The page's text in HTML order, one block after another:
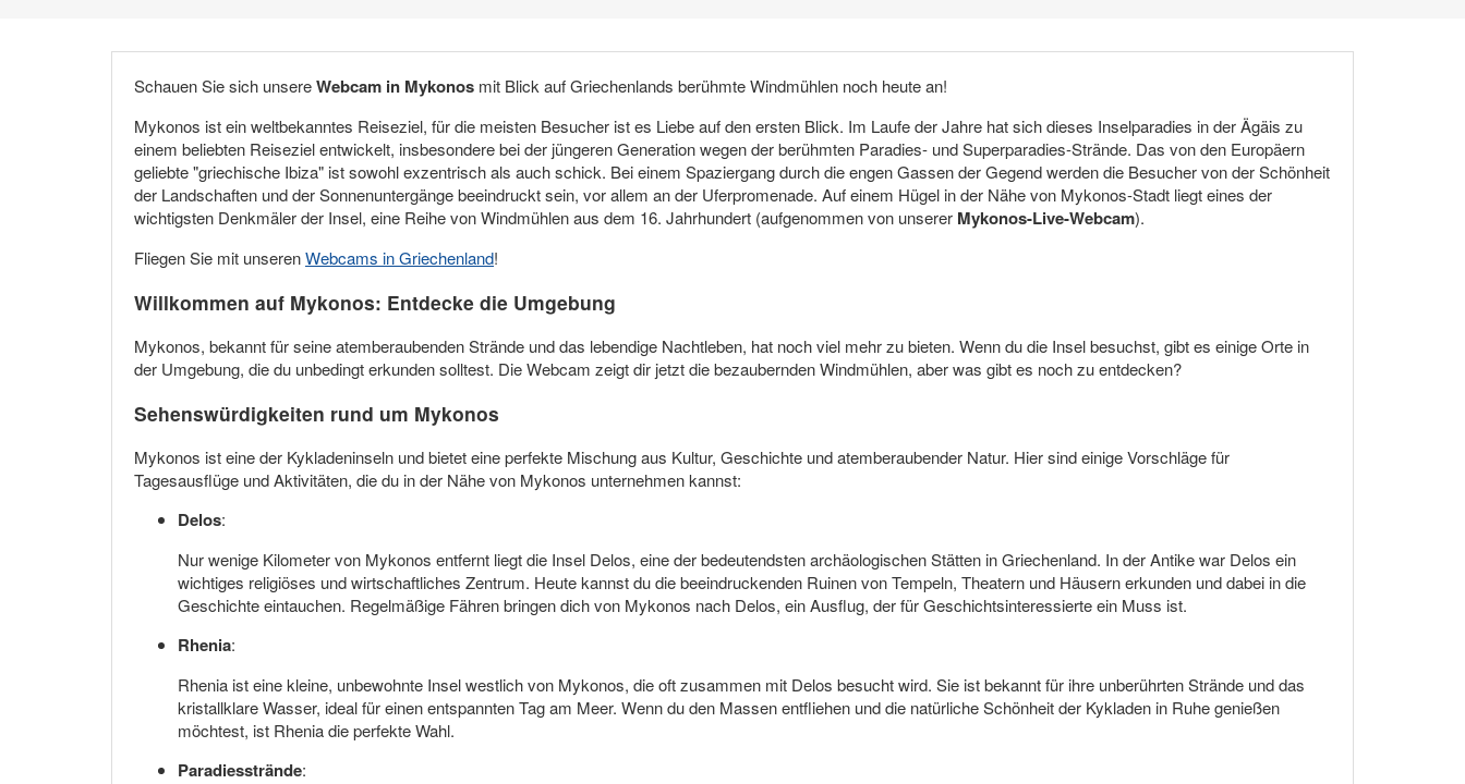
Schauen Sie sich unsereWebcam in Mykonos mit Blick auf Griechenlands berühmte Windmühlen noch heute an!
Mykonos ist ein weltbekanntes Reiseziel, für die meisten Besucher ist es Liebe auf den ersten Blick. Im Laufe der Jahre hat sich dieses Inselparadies in der Ägäis zu
einem beliebten Reiseziel entwickelt, insbesondere bei der jüngeren Generation wegen der berühmten Paradies- und Superparadies-Strände. Das von den Europäern
geliebte "griechische Ibiza" ist sowohl exzentrisch als auch schick. Bei einem Spaziergang durch die engen Gassen der Gegend werden die Besucher von der Schönheit
der Landschaften und der Sonnenuntergänge beeindruckt sein, vor allem an der Uferpromenade. Auf einem Hügel in der Nähe von Mykonos-Stadt liegt eines der
wichtigsten Denkmäler der Insel, eine Reihe von Windmühlen aus dem 16. Jahrhundert (aufgenommen von unserer Mykonos-Live-Webcam).
Fliegen Sie mit unserenWebcams in Griechenland!
Willkommen auf Mykonos: Entdecke die Umgebung
Mykonos, bekannt für seine atemberaubenden Strände und das lebendige Nachtleben, hat noch viel mehr zu bieten. Wenn du die Insel besuchst, gibt es einige Orte in
der Umgebung, die du unbedingt erkunden solltest. Die Webcam zeigt dir jetzt die bezaubernden Windmühlen, aber was gibt es noch zu entdecken?
Sehenswürdigkeiten rund um Mykonos
Mykonos ist eine der Kykladeninseln und bietet eine perfekte Mischung aus Kultur, Geschichte und atemberaubender Natur. Hier sind einige Vorschläge für
Tagesausflüge und Aktivitäten, die du in der Nähe von Mykonos unternehmen kannst:
Delos:
Nur wenige Kilometer von Mykonos entfernt liegt die Insel Delos, eine der bedeutendsten archäologischen Stätten in Griechenland. In der Antike war Delos ein
wichtiges religiöses und wirtschaftliches Zentrum. Heute kannst du die beeindruckenden Ruinen von Tempeln, Theatern und Häusern erkunden und dabei in die
Geschichte eintauchen. Regelmäßige Fähren bringen dich von Mykonos nach Delos, ein Ausflug, der für Geschichtsinteressierte ein Muss ist.
Rhenia:
Rhenia ist eine kleine, unbewohnte Insel westlich von Mykonos, die oft zusammen mit Delos besucht wird. Sie ist bekannt für ihre unberührten Strände und das
kristallklare Wasser, ideal für einen entspannten Tag am Meer. Wenn du den Massen entfliehen und die natürliche Schönheit der Kykladen in Ruhe genießen
möchtest, ist Rhenia die perfekte Wahl.
Paradiesstrände: